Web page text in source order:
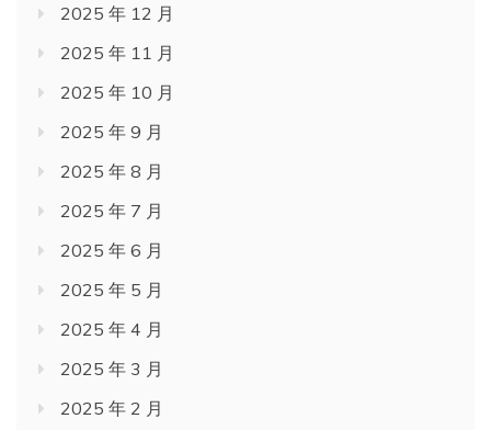
2025 年 12 月
2025 年 11 月
2025 年 10 月
2025 年 9 月
2025 年 8 月
2025 年 7 月
2025 年 6 月
2025 年 5 月
2025 年 4 月
2025 年 3 月
2025 年 2 月